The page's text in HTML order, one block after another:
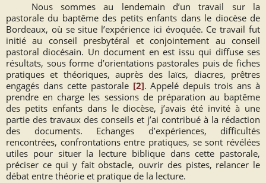
Nous sommes au lendemain d’un travail sur la
pastorale du baptême des petits enfants dans le diocèse de
Bordeaux, où se situe l’expérience ici évoquée. Ce travail fut
initié au conseil presbytéral et conjointement au conseil
pastoral diocésain. Un document en est issu qui diffuse ses
résultats, sous forme d’orientations pastorales puis de fiches
pratiques et théoriques, auprès des laïcs, diacres, prêtres
engagés dans cette pastorale [2]. Appelé depuis trois ans à
prendre en charge les sessions de préparation au baptême
des petits enfants dans le diocèse, j’avais été invité à une
partie des travaux des conseils et j’ai contribué à la rédaction
des documents. Echanges d’expériences, difficultés
rencontrées, confrontations entre pratiques, se sont révélées
utiles pour situer la lecture biblique dans cette pastorale,
préciser ce qui y fait obstacle, ouvrir des pistes, relancer le
débat entre théorie et pratique de la lecture.